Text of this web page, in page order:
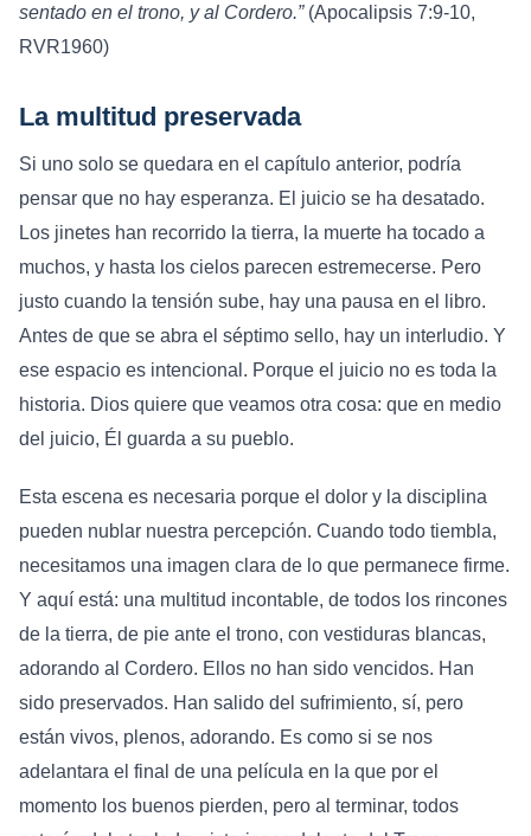
sentado en el trono, y al Cordero.”(Apocalipsis 7:9-10,
RVR1960)
La multitud preservada
Si uno solo se quedara en el capítulo anterior, podría
pensar que no hay esperanza. El juicio se ha desatado.
Los jinetes han recorrido la tierra, la muerte ha tocado a
muchos, y hasta los cielos parecen estremecerse. Pero
justo cuando la tensión sube, hay una pausa en el libro.
Antes de que se abra el séptimo sello, hay un interludio. Y
ese espacio es intencional. Porque el juicio no es toda la
historia. Dios quiere que veamos otra cosa: que en medio
del juicio, Él guarda a su pueblo.
Esta escena es necesaria porque el dolor y la disciplina
pueden nublar nuestra percepción. Cuando todo tiembla,
necesitamos una imagen clara de lo que permanece firme.
Y aquí está: una multitud incontable, de todos los rincones
de la tierra, de pie ante el trono, con vestiduras blancas,
adorando al Cordero. Ellos no han sido vencidos. Han
sido preservados. Han salido del sufrimiento, sí, pero
están vivos, plenos, adorando. Es como si se nos
adelantara el final de una película en la que por el
momento los buenos pierden, pero al terminar, todos